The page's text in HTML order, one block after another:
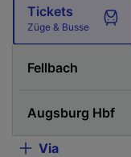
Tickets
Züge & Busse
Via